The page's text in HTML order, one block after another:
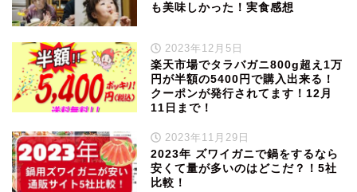
も美味しかった！実食感想
2023年12月5日
楽天市場でタラバガニ800g超え1万
円が半額の5400円で購入出来る！
クーポンが発行されてます！12月
11日まで！
2023年11月29日
2023年 ズワイガニで鍋をするなら
安くて量が多いのはどこだ？！5社
比較！